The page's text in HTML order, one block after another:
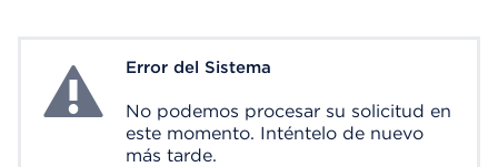
System ErrorError del Sistema
No podemos procesar su solicitud en
este momento. Inténtelo de nuevo
más tarde.